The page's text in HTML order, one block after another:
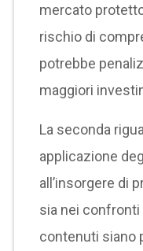
mercato
rischio di
potrebbe
maggiori
La seconda
applicazione
all’insorgere di
sia nei
contenuti siano